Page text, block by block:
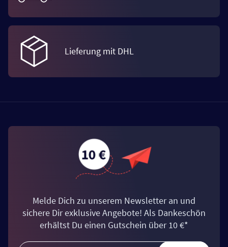
Lieferung mit DHL
Melde Dich zu unserem Newsletter an und
sichere Dir exklusive Angebote! Als Dankeschön
erhältst Du einen Gutschein über 10 €*